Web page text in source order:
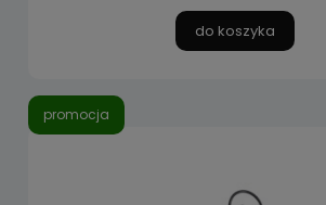
do koszyka
promocja